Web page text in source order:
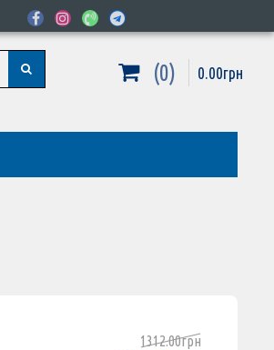
0 0.00грн
1312.00грн